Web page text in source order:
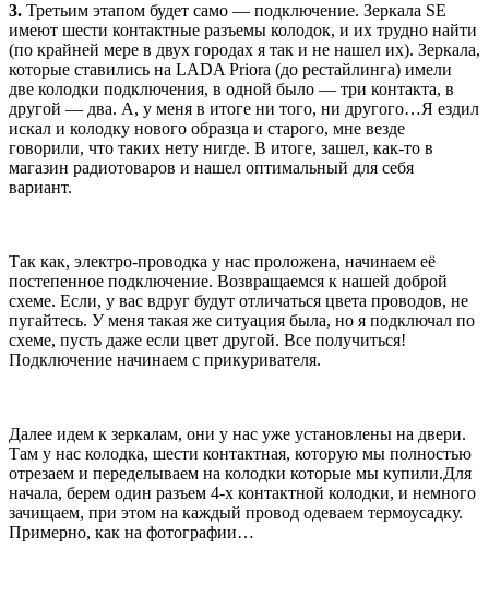
3. Третьим этапом будет само — подключение. Зеркала SE
имеют шести контактные разъемы колодок, и их трудно найти
(по крайней мере в двух городах я так и не нашел их). Зеркала,
которые ставились на LADA Priora (до рестайлинга) имели
две колодки подключения, в одной было — три контакта, в
другой — два. А, у меня в итоге ни того, ни другого…Я ездил
искал и колодку нового образца и старого, мне везде
говорили, что таких нету нигде. В итоге, зашел, как-то в
магазин радиотоваров и нашел оптимальный для себя
вариант.
Так как, электро-проводка у нас проложена, начинаем её
постепенное подключение. Возвращаемся к нашей доброй
схеме. Если, у вас вдруг будут отличаться цвета проводов, не
пугайтесь. У меня такая же ситуация была, но я подключал по
схеме, пусть даже если цвет другой. Все получиться!
Подключение начинаем с прикуривателя.
Далее идем к зеркалам, они у нас уже установлены на двери.
Там у нас колодка, шести контактная, которую мы полностью
отрезаем и переделываем на колодки которые мы купили.Для
начала, берем один разъем 4-х контактной колодки, и немного
зачищаем, при этом на каждый провод одеваем термоусадку.
Примерно, как на фотографии…